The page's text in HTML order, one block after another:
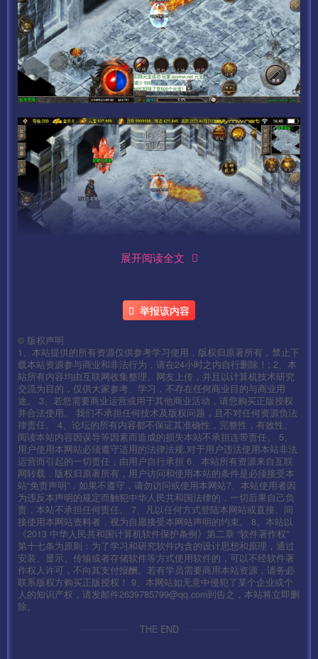
展开阅读全文
举报该内容
© 版权声明
1、本站提供的所有资源仅供参考学习使用，版权归原著所有，禁止下
载本站资源参与商业和非法行为，请在24小时之内自行删除！; 2、本
站所有内容均由互联网收集整理、网友上传，并且以计算机技术研究
交流为目的，仅供大家参考、学习，不存在任何商业目的与商业用
途。 3、若您需要商业运营或用于其他商业活动，请您购买正版授权
并合法使用。 我们不承担任何技术及版权问题，且不对任何资源负法
律责任。 4、论坛的所有内容都不保证其准确性，完整性，有效性。
阅读本站内容因误导等因素而造成的损失本站不承担连带责任。 5、
用户使用本网站必须遵守适用的法律法规,对于用户违法使用本站非法
运营而引起的一切责任，由用户自行承担 6、本站所有资源来自互联
网转载，版权归原著所有，用户访问和使用本站的条件是必须接受本
站“免责声明”，如果不遵守，请勿访问或使用本网站7、本站使用者因
为违反本声明的规定而触犯中华人民共和国法律的，一切后果自己负
责，本站不承担任何责任。 7、凡以任何方式登陆本网站或直接、间
接使用本网站资料者，视为自愿接受本网站声明的约束。 8、本站以
《2013 中华人民共和国计算机软件保护条例》第二章 “软件著作权”
第十七条为原则：为了学习和研究软件内含的设计思想和原理，通过
安装、显示、传输或者存储软件等方式使用软件的，可以不经软件著
作权人许可，不向其支付报酬。若有学员需要商用本站资源，请务必
联系版权方购买正版授权！ 9、本网站如无意中侵犯了某个企业或个
人的知识产权，请发邮件2639785799@qq.com到告之，本站将立即删
除。
THE END